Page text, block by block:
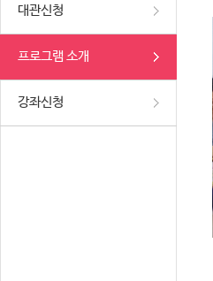
대관신청
프로그램 소개
강좌신청